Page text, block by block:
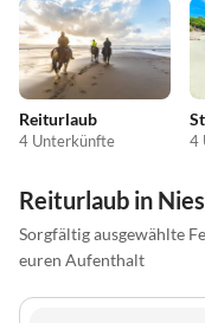
Reiturlaub
4 Unterkünfte 4
Reiturlaub in
Sorgfältig ausgewählte
euren Aufenthalt